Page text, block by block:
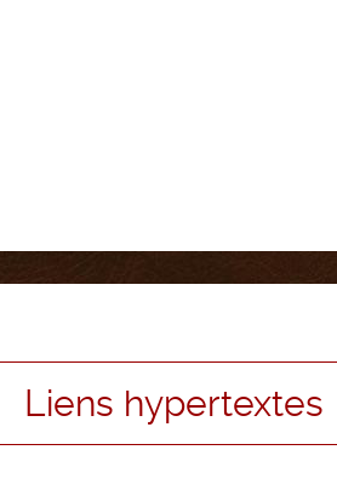
Liens hypertextes